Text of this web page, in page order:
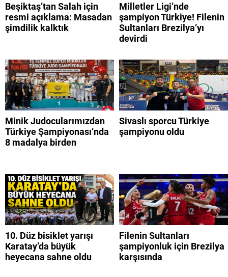
Beşiktaş’tan Salah için
resmi açıklama: Masadan
şimdilik kalktık
Milletler Ligi’nde
şampiyon Türkiye! Filenin
Sultanları Brezilya’yı
devirdi
Minik Judocularımızdan
Türkiye Şampiyonası’nda
8 madalya birden
Sivaslı sporcu Türkiye
şampiyonu oldu
10. Düz bisiklet yarışı
Karatay’da büyük
heyecana sahne oldu
Filenin Sultanları
şampiyonluk için Brezilya
karşısında